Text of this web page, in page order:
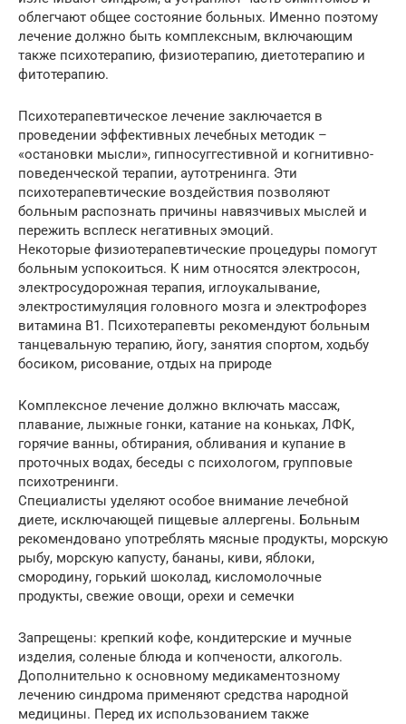
облегчают общее состояние больных. Именно поэтому
лечение должно быть комплексным, включающим
также психотерапию, физиотерапию, диетотерапию и
фитотерапию.
Психотерапевтическое лечение заключается в
проведении эффективных лечебных методик –
«остановки мысли», гипносуггестивной и когнитивно-
поведенческой терапии, аутотренинга. Эти
психотерапевтические воздействия позволяют
больным распознать причины навязчивых мыслей и
пережить всплеск негативных эмоций.
Некоторые физиотерапевтические процедуры помогут
больным успокоиться. К ним относятся электросон,
электросудорожная терапия, иглоукалывание,
электростимуляция головного мозга и электрофорез
витамина В1. Психотерапевты рекомендуют больным
танцевальную терапию, йогу, занятия спортом, ходьбу
босиком, рисование, отдых на природе
Комплексное лечение должно включать массаж,
плавание, лыжные гонки, катание на коньках, ЛФК,
горячие ванны, обтирания, обливания и купание в
проточных водах, беседы с психологом, групповые
психотренинги.
Специалисты уделяют особое внимание лечебной
диете, исключающей пищевые аллергены. Больным
рекомендовано употреблять мясные продукты, морскую
рыбу, морскую капусту, бананы, киви, яблоки,
смородину, горький шоколад, кисломолочные
продукты, свежие овощи, орехи и семечки
Запрещены: крепкий кофе, кондитерские и мучные
изделия, соленые блюда и копчености, алкоголь.
Дополнительно к основному медикаментозному
лечению синдрома применяют средства народной
медицины. Перед их использованием также